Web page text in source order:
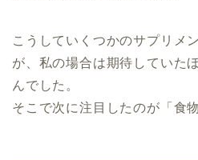
こうしていくつかのサプリメ
が、私の場合は期待していた
んでした。
そこで次に注目したのが「食